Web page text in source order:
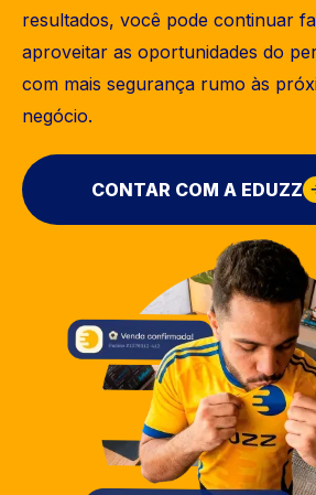
resultados, você pode continuar
aproveitar as oportunidades do
com mais segurança rumo às
negócio.
CONTAR COM A EDUZZ